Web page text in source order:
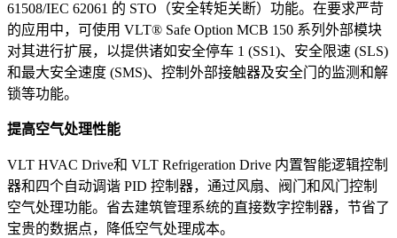
61508/IEC 62061 的 STO（安全转矩关断）功能。在要求严苛
的应用中，可使用 VLT® Safe Option MCB 150 系列外部模块
对其进行扩展，以提供诸如安全停车 1 (SS1)、安全限速 (SLS)
和最大安全速度 (SMS)、控制外部接触器及安全门的监测和解
锁等功能。
提高空气处理性能
VLT HVAC Drive和 VLT Refrigeration Drive 内置智能逻辑控制
器和四个自动调谐 PID 控制器，通过风扇、阀门和风门控制
空气处理功能。省去建筑管理系统的直接数字控制器，节省了
宝贵的数据点，降低空气处理成本。